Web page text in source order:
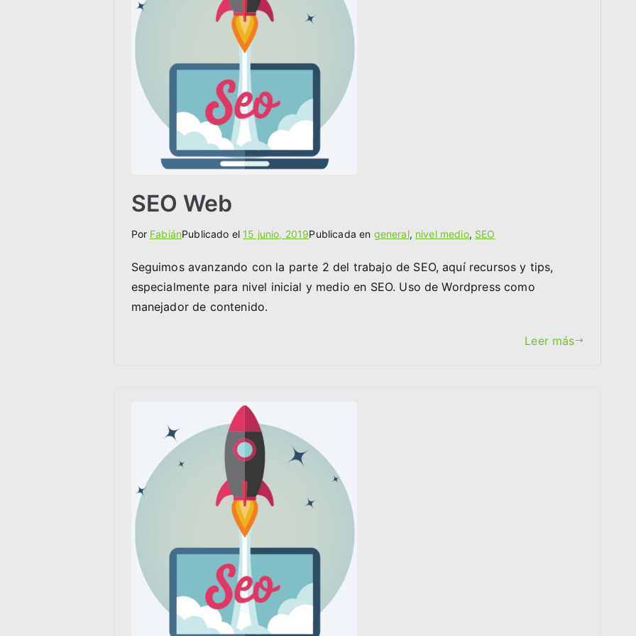
SEO Web
Por FabiánPublicado el 15 junio, 2019Publicada en general, nivel medio, SEO
Seguimos avanzando con la parte 2 del trabajo de SEO, aquí recursos y tips,
especialmente para nivel inicial y medio en SEO. Uso de Wordpress como
manejador de contenido.
Leer más